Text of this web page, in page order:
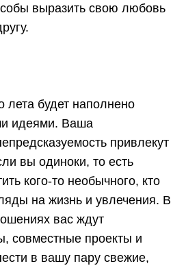
выразить свою любовь
будет наполнено
идеями. Ваша
привлекут
вы одиноки, то есть
кого-то необычного, кто
на жизнь и увлечения. В
вас ждут
совместные проекты и
в вашу пару свежие,